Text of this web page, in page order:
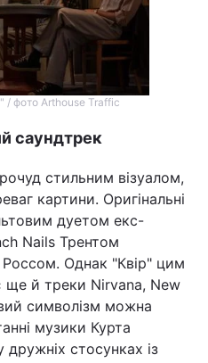
/ фото Arthouse Traffic
саундтрек
стильним візуалом,
картини. Оригінальні
дуетом екс-
Nails Трентом
Однак "Квір" цим
ще й треки Nirvana, New
символізм можна
музики Курта
стосунках із